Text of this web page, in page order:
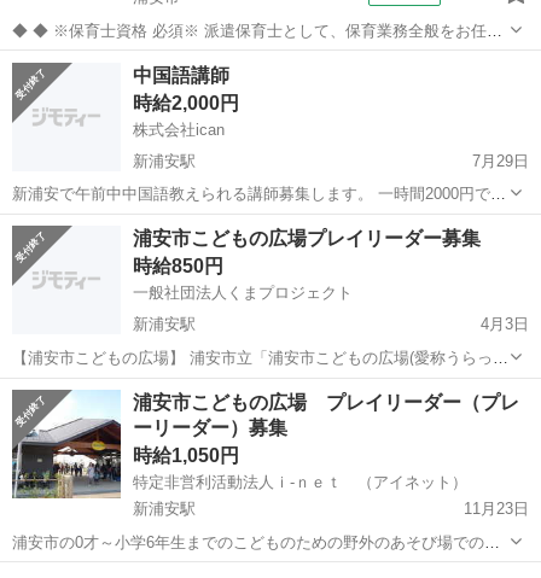
◆ ◆ ※保育士資格 必須※ 派遣保育士として、保育業務全般をお任せ
します。 【主な業務内容】 クラス担任業務 子どもたちの見守り・生
活支援 遊びや活動のサポート ピアノ演奏や歌・季節行事の補助 連絡
帳の記入などの事...
千葉 その他
中国語講師
時給2,000円
株式会社ican
新浦安駅
7月29日
新浦安で午前中中国語教えられる講師募集します。 一時間2000円で
す。 1日9−12時まで 交通費支給します。
千葉 浦安市 新浦安駅 その他 午前中
浦安市こどもの広場プレイリーダー募集
時給850円
一般社団法人くまプロジェクト
新浦安駅
4月3日
【浦安市こどもの広場】 浦安市立「浦安市こどもの広場(愛称うらっこ
広場)」は、0歳から小学生までが利用できる屋外あそび場です。 浦
安市こどもの広場では、街角にある公園ではできないような遊びがで
きます。 た...
千葉 浦安市 新浦安駅 その他 きっかけ
浦安市こどもの広場 プレイリーダー（プレ
ーリーダー）募集
時給1,050円
特定非営利活動法人ｉ-ｎｅｔ （アイネット）
新浦安駅
11月23日
浦安市の0才～小学6年生までのこどものための野外のあそび場でのお
仕事です。来場するこどもの見守り、保護者対応、環境整備などを行